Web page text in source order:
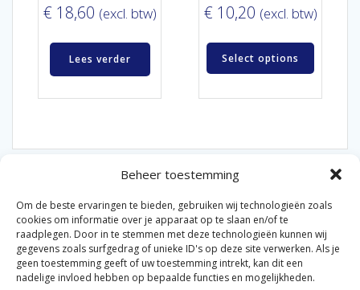
Beheer toestemming
Om de beste ervaringen te bieden, gebruiken wij technologieën zoals
cookies om informatie over je apparaat op te slaan en/of te
raadplegen. Door in te stemmen met deze technologieën kunnen wij
gegevens zoals surfgedrag of unieke ID's op deze site verwerken. Als je
geen toestemming geeft of uw toestemming intrekt, kan dit een
nadelige invloed hebben op bepaalde functies en mogelijkheden.
€ 18,60 (excl. btw)
Lees verder
€ 10,20 (excl. btw)
Select options
© 2026 Van der Bel Las en Radiateurenbedrijf.